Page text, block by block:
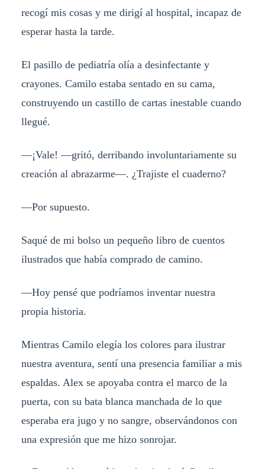
recogí mis cosas y me dirigí al hospital, incapaz de
esperar hasta la tarde.
El pasillo de pediatría olía a desinfectante y
crayones. Camilo estaba sentado en su cama,
construyendo un castillo de cartas inestable cuando
llegué.
—¡Vale! —gritó, derribando involuntariamente su
creación al abrazarme—. ¿Trajiste el cuaderno?
—Por supuesto.
Saqué de mi bolso un pequeño libro de cuentos
ilustrados que había comprado de camino.
—Hoy pensé que podríamos inventar nuestra
propia historia.
Mientras Camilo elegía los colores para ilustrar
nuestra aventura, sentí una presencia familiar a mis
espaldas. Alex se apoyaba contra el marco de la
puerta, con su bata blanca manchada de lo que
esperaba era jugo y no sangre, observándonos con
una expresión que me hizo sonrojar.